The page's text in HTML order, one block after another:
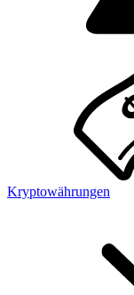
Kryptowährungen